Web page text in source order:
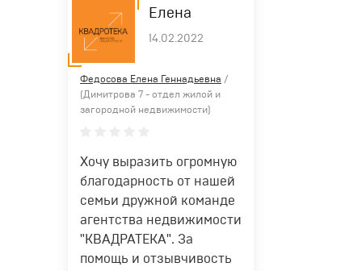
Елена
14.02.2022
Федосова Елена Геннадьевна /
(Димитрова 7 - отдел жилой и
загородной недвижимости)
Хочу выразить огромную
благодарность от нашей
семьи дружной команде
агентства недвижимости
"КВАДРАТЕКА". За
помощь и отзывчивость